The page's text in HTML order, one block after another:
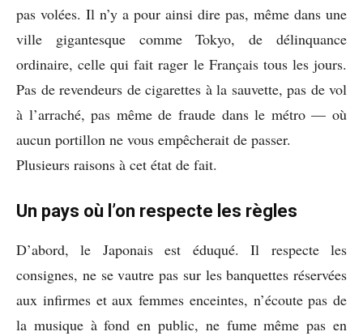
pas volées. Il n’y a pour ainsi dire pas, même dans une
ville gigantesque comme Tokyo, de délinquance
ordinaire, celle qui fait rager le Français tous les jours.
Pas de revendeurs de cigarettes à la sauvette, pas de vol
à l’arraché, pas même de fraude dans le métro — où
aucun portillon ne vous empêcherait de passer.
Plusieurs raisons à cet état de fait.
Un pays où l’on respecte les règles
D’abord, le Japonais est éduqué. Il respecte les
consignes, ne se vautre pas sur les banquettes réservées
aux infirmes et aux femmes enceintes, n’écoute pas de
la musique à fond en public, ne fume même pas en